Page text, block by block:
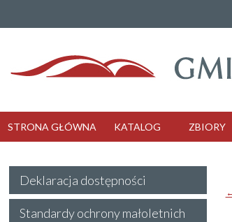
STRONA GŁÓWNA KATALOG ZBIORY
Deklaracja dostępności
Standardy ochrony małoletnich